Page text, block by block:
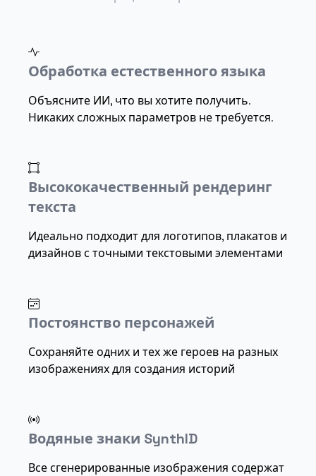
Обработка естественного языка
Объясните ИИ, что вы хотите получить.
Никаких сложных параметров не требуется.
Высококачественный рендеринг
текста
Идеально подходит для логотипов, плакатов и
дизайнов с точными текстовыми элементами
Постоянство персонажей
Сохраняйте одних и тех же героев на разных
изображениях для создания историй
Водяные знаки SynthID
Все сгенерированные изображения содержат